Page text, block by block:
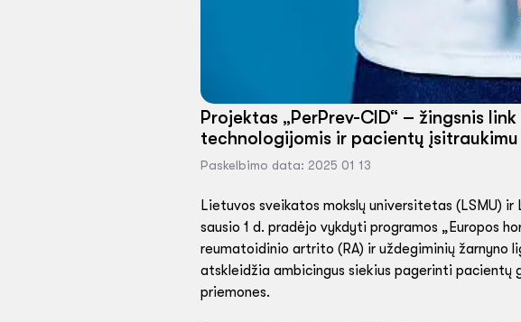
Projektas „PerPrev-CID“ – žingsnis
technologijomis ir pacientų įsitraukimu
Paskelbimo data: 2025 01 13
Lietuvos sveikatos mokslų universitetas (LSMU)
sausio 1 d. pradėjo vykdyti programos „Europos
reumatoidinio artrito (RA) ir uždegiminių žarnyno
atskleidžia ambicingus siekius pagerinti
priemones.